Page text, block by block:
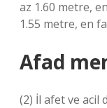
az 1.60 metre,
1.55 metre, en
Afad
(2) İl afet ve